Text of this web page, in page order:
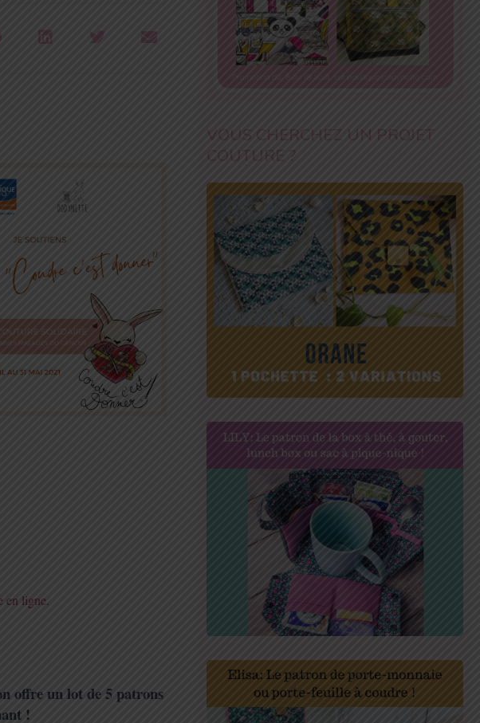
en ligne.
offre un lot de 5 patrons
!
VOUS CHERCHEZ UN PROJET
COUTURE ?